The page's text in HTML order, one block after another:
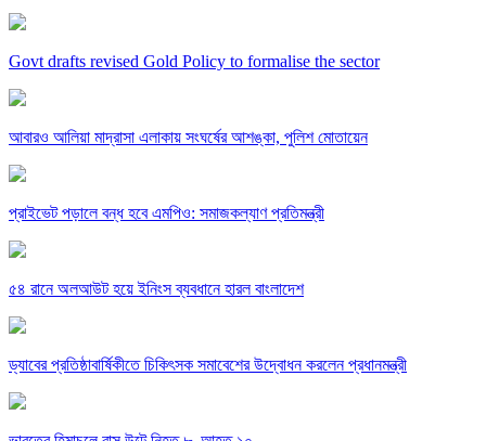
Govt drafts revised Gold Policy to formalise the sector
আবারও আলিয়া মাদ্রাসা এলাকায় সংঘর্ষের আশঙ্কা, পুলিশ মোতায়েন
প্রাইভেট পড়ালে বন্ধ হবে এমপিও: সমাজকল্যাণ প্রতিমন্ত্রী
৫৪ রানে অলআউট হয়ে ইনিংস ব্যবধানে হারল বাংলাদেশ
ড্যাবের প্রতিষ্ঠাবার্ষিকীতে চিকিৎসক সমাবেশের উদ্বোধন করলেন প্রধানমন্ত্রী